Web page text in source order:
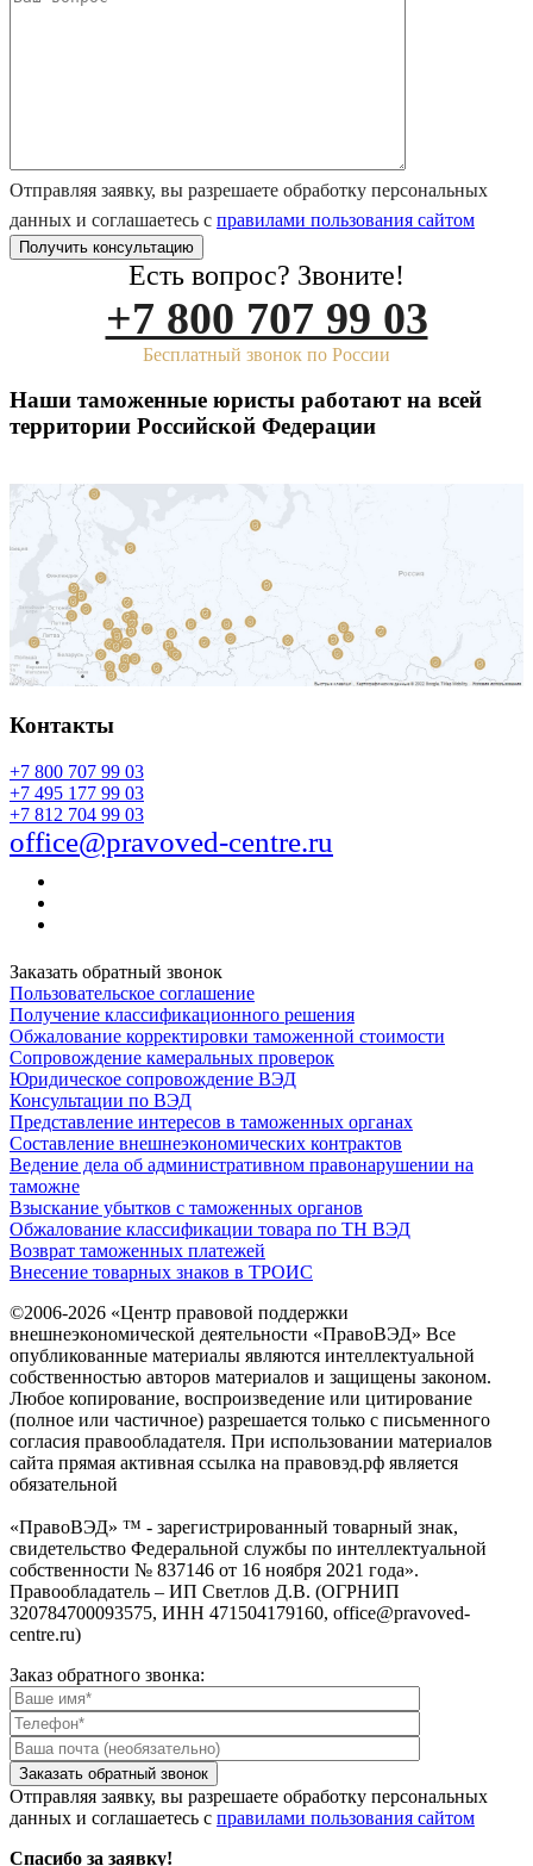
Отправляя заявку, вы разрешаете обработку персональных
данных и соглашаетесь с правилами пользования сайтом
Есть вопрос? Звоните!
+7 800 707 99 03
Бесплатный звонок по России
Наши таможенные юристы работают на всей
территории Российской Федерации
Контакты
+7 800 707 99 03
+7 495 177 99 03
+7 812 704 99 03
office@pravoved-centre.ru
Заказать обратный звонок
Пользовательское соглашение
Получение классификационного решения
Обжалование корректировки таможенной стоимости
Сопровождение камеральных проверок
Юридическое сопровождение ВЭД
Консультации по ВЭД
Представление интересов в таможенных органах
Составление внешнеэкономических контрактов
Ведение дела об административном правонарушении на
таможне
Взыскание убытков с таможенных органов
Обжалование классификации товара по ТН ВЭД
Возврат таможенных платежей
Внесение товарных знаков в ТРОИС
©2006-2026 «Центр правовой поддержки
внешнеэкономической деятельности «ПравоВЭД» Все
опубликованные материалы являются интеллектуальной
собственностью авторов материалов и защищены законом.
Любое копирование, воспроизведение или цитирование
(полное или частичное) разрешается только с письменного
согласия правообладателя. При использовании материалов
сайта прямая активная ссылка на правовэд.рф является
обязательной
«ПравоВЭД» ™ - зарегистрированный товарный знак,
свидетельство Федеральной службы по интеллектуальной
собственности № 837146 от 16 ноября 2021 года».
Правообладатель – ИП Светлов Д.В. (ОГРНИП
320784700093575, ИНН 471504179160, office@pravoved-
centre.ru)
Заказ обратного звонка:
Отправляя заявку, вы разрешаете обработку персональных
данных и соглашаетесь с правилами пользования сайтом
Спасибо за заявку!